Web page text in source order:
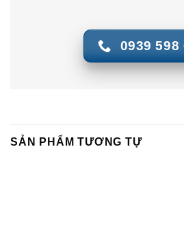
0939 598
SẢN PHẨM TƯƠNG TỰ